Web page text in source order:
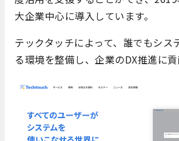
大企業中心に導入しています。
テックタッチによって、誰でもシス
る環境を整備し、企業のDX推進に貢